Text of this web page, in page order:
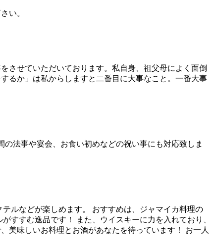
い。
させていただいております。私自身、祖父母によく面倒
るか」は私からしますと二番目に大事なこと。一番大事
法事や宴会、お食い初めなどの祝い事にも対応致しま
ルなどが楽しめます。 おすすめは、ジャマイカ料理の
すすむ逸品です！ また、ウイスキーに力を入れており、
美味しいお料理とお酒があなたを待っています！ お一人